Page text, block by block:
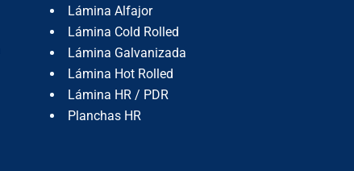
Lámina Alfajor
Lámina Cold Rolled
Lámina Galvanizada
Lámina Hot Rolled
Lámina HR / PDR
Planchas HR